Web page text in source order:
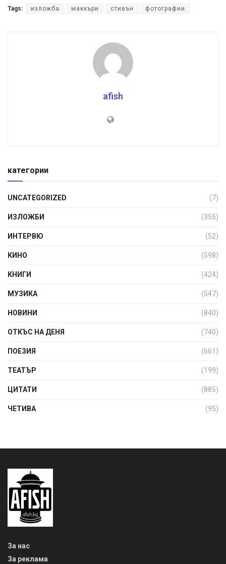
Tags: изложба маккъри стивън фотографии
afish
категории
UNCATEGORIZED (7)
ИЗЛОЖБИ (355)
ИНТЕРВЮ (52)
КИНО (598)
КНИГИ (424)
МУЗИКА (547)
НОВИНИ (840)
ОТКЪС НА ДЕНЯ (740)
ПОЕЗИЯ (661)
ТЕАТЪР (199)
ЦИТАТИ (885)
ЧЕТИВА (95)
За нас
За реклама